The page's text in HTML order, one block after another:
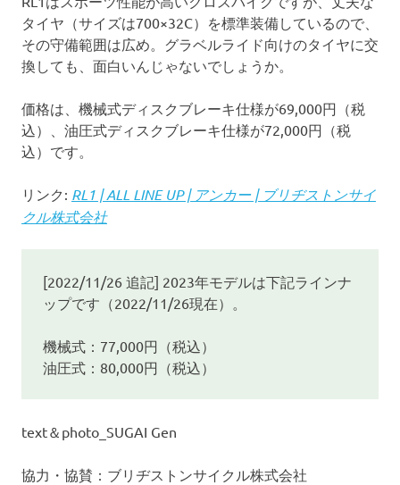
タイヤ（サイズは700×32C）を標準装備しているので、
その守備範囲は広め。グラベルライド向けのタイヤに交
換しても、面白いんじゃないでしょうか。
価格は、機械式ディスクブレーキ仕様が69,000円（税
込）、油圧式ディスクブレーキ仕様が72,000円（税
込）です。
リンク: RL1 | ALL LINE UP | アンカー | ブリヂストンサイ
クル株式会社
[2022/11/26 追記] 2023年モデルは下記ラインナ
ップです（2022/11/26現在）。
機械式：77,000円（税込）
油圧式：80,000円（税込）
text＆photo_SUGAI Gen
協力・協賛：ブリヂストンサイクル株式会社